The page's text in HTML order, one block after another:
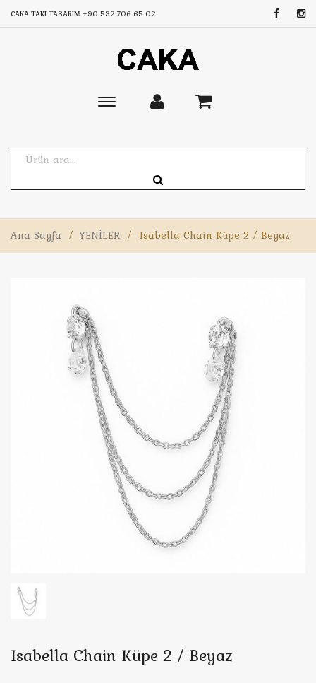
CAKA TAKI TASARIM +90 532 706 65 02
Toggle
Ana Sayfa / YENİLER / Isabella Chain Küpe 2 / Beyaz
Isabella Chain Küpe 2 / Beyaz